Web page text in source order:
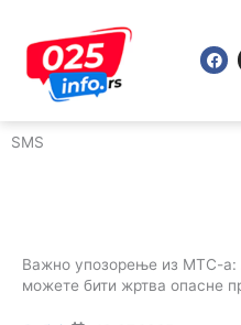
садржај
F
a
SMS
Важно упозорење из МТС-а:
можете бити жртва опасне